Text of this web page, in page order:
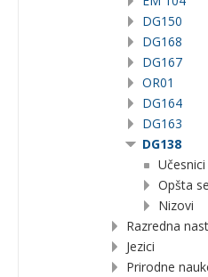
DG150
DG168
DG167
OR01
DG164
DG163
DG138
Učesnici
Opšta
Nizovi
Razredna
Jezici
Prirodne